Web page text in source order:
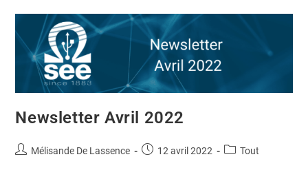
Newsletter Avril 2022
Mélisande De Lassence 12 avril 2022 Tout